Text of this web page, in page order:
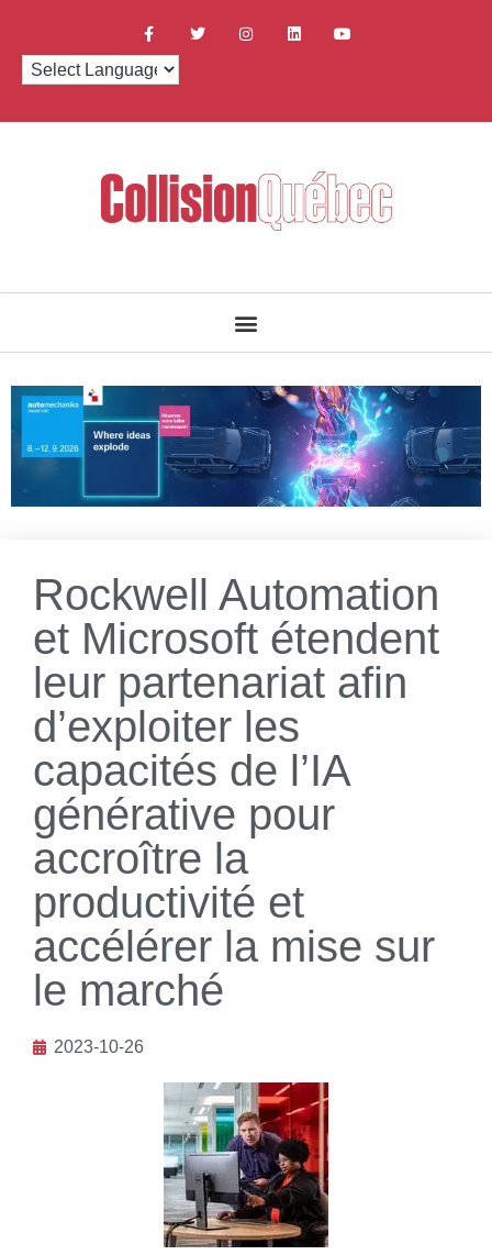
Rockwell Automation
et Microsoft étendent
leur partenariat afin
d’exploiter les
capacités de l’IA
générative pour
accroître la
productivité et
accélérer la mise sur
le marché
2023-10-26